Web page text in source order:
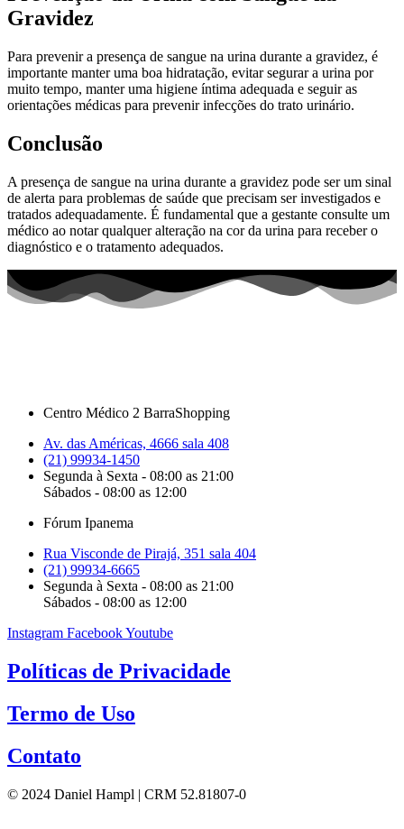
Gravidez
Para prevenir a presença de sangue na urina durante a gravidez, é
importante manter uma boa hidratação, evitar segurar a urina por
muito tempo, manter uma higiene íntima adequada e seguir as
orientações médicas para prevenir infecções do trato urinário.
Conclusão
A presença de sangue na urina durante a gravidez pode ser um sinal
de alerta para problemas de saúde que precisam ser investigados e
tratados adequadamente. É fundamental que a gestante consulte um
médico ao notar qualquer alteração na cor da urina para receber o
diagnóstico e o tratamento adequados.
Centro Médico 2 BarraShopping
Av. das Américas, 4666 sala 408
(21) 99934-1450
Segunda à Sexta - 08:00 as 21:00
Sábados - 08:00 as 12:00
Fórum Ipanema
Rua Visconde de Pirajá, 351 sala 404
(21) 99934-6665
Segunda à Sexta - 08:00 as 21:00
Sábados - 08:00 as 12:00
Instagram FacebookYoutube
Políticas de Privacidade
Termo de Uso
Contato
© 2024 Daniel Hampl | CRM 52.81807-0